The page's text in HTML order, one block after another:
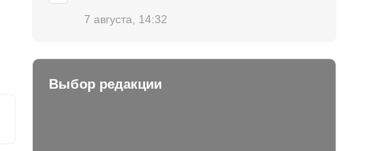
7 августа, 14:32
Выбор редакции